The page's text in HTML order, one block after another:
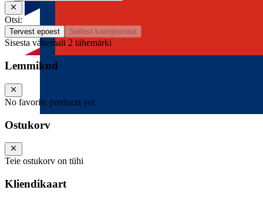
Otsi:
Tervest epoest Sellest kategooriast
Sisesta vähemalt 2 tähemärki
Lemmikud
No favorite products yet
Ostukorv
Teie ostukorv on tühi
Kliendikaart